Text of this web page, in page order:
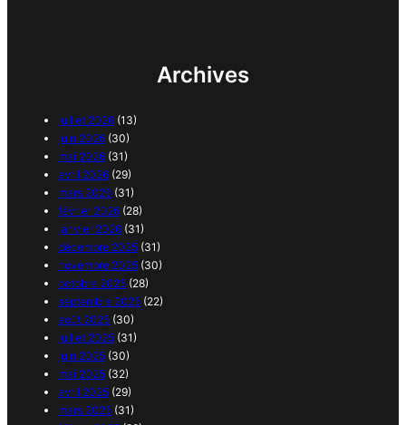
Archives
juillet 2026 (13)
juin 2026 (30)
mai 2026 (31)
avril 2026 (29)
mars 2026 (31)
février 2026 (28)
janvier 2026 (31)
décembre 2025 (31)
novembre 2025 (30)
octobre 2025 (28)
septembre 2025 (22)
août 2025 (30)
juillet 2025 (31)
juin 2025 (30)
mai 2025 (32)
avril 2025 (29)
mars 2025 (31)